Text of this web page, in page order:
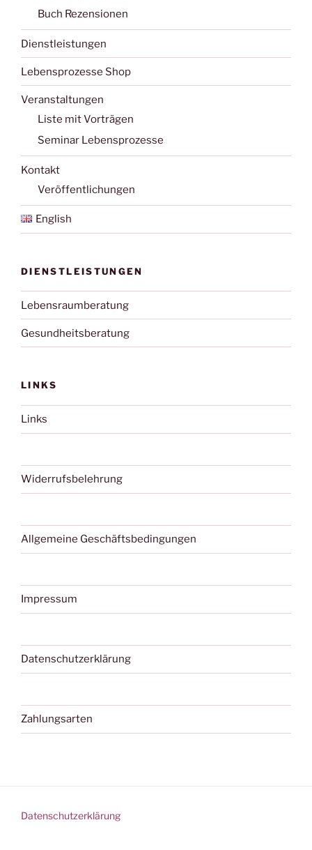
Buch Rezensionen
Dienstleistungen
Lebensprozesse Shop
Veranstaltungen
Liste mit Vorträgen
Seminar Lebensprozesse
Kontakt
Veröffentlichungen
English
DIENSTLEISTUNGEN
Lebensraumberatung
Gesundheitsberatung
LINKS
Links
Widerrufsbelehrung
Allgemeine Geschäftsbedingungen
Impressum
Datenschutzerklärung
Zahlungsarten
Datenschutzerklärung